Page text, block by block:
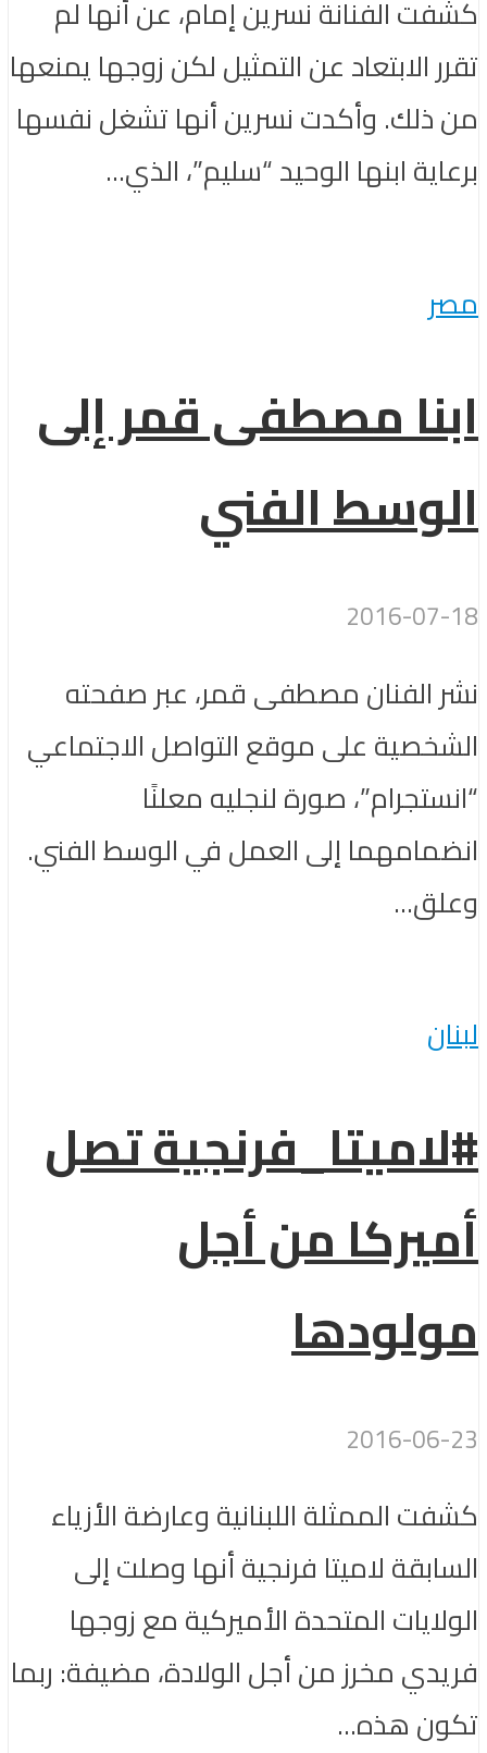
كشفت الفنانة نسرين إمام، عن أنها لم
تقرر الابتعاد عن التمثيل لكن زوجها يمنعها
من ذلك. وأكدت نسرين أنها تشغل نفسها
برعاية ابنها الوحيد “سليم”، الذي...
مصر
ابنا مصطفى قمر إلى
الوسط الفني
2016-07-18
نشر الفنان مصطفى قمر، عبر صفحته
الشخصية على موقع التواصل الاجتماعي
“انستجرام”، صورة لنجليه معلنًا
انضمامهما إلى العمل في الوسط الفني.
وعلق...
لبنان
#لاميتا_فرنجية تصل
أميركا من أجل
مولودها
2016-06-23
كشفت الممثلة اللبنانية وعارضة الأزياء
السابقة لاميتا فرنجية أنها وصلت إلى
الولايات المتحدة الأميركية مع زوجها
فريدي مخرز من أجل الولادة، مضيفة: ربما
تكون هذه...